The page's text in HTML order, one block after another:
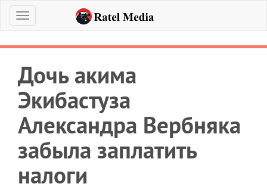
Меню
Дочь акима
Экибастуза
Александра Вербняка
забыла заплатить
налоги